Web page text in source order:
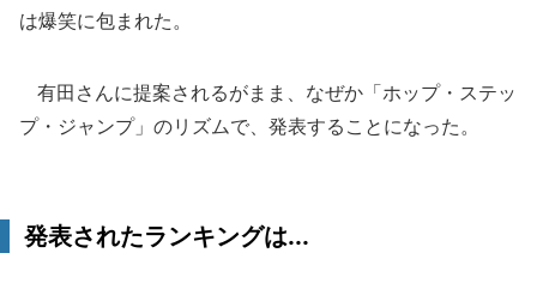
は爆笑に包まれた。
有田さんに提案されるがまま、なぜか「ホップ・ステッ
プ・ジャンプ」のリズムで、発表することになった。
発表されたランキングは...